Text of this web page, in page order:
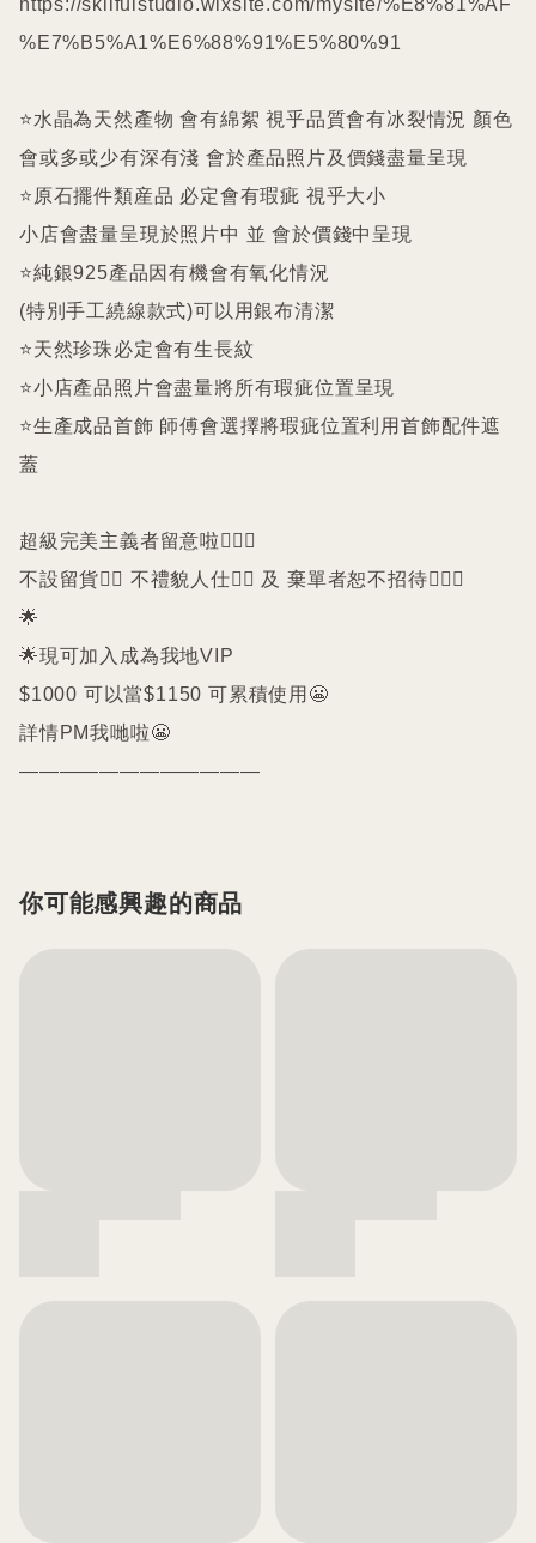
https://skilfulstudio.wixsite.com/mysite/%E8%81%AF
%E7%B5%A1%E6%88%91%E5%80%91
⭐️水晶為天然產物 會有綿絮 視乎品質會有冰裂情況 顏色
會或多或少有深有淺 會於產品照片及價錢盡量呈現
⭐️原石擺件類産品 必定會有瑕疵 視乎大小
小店會盡量呈現於照片中 並 會於價錢中呈現
⭐️純銀925產品因有機會有氧化情況
(特別手工繞線款式)可以用銀布清潔
⭐️天然珍珠必定會有生長紋
⭐️小店產品照片會盡量將所有瑕疵位置呈現
⭐️生產成品首飾 師傅會選擇將瑕疵位置利用首飾配件遮
蓋
超級完美主義者留意啦🙇🏻‍♀️
不設留貨🙅‍♀️ 不禮貌人仕🙅‍♀️ 及 棄單者恕不招待🙇🏻‍♀️
🌟
🌟現可加入成為我地VIP
$1000 可以當$1150 可累積使用😬
詳情PM我哋啦😬
————————————
你可能感興趣的商品